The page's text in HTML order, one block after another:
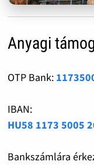
Anyagi
OTP Bank:
IBAN:
HU58 1173 5005
Bankszámlára